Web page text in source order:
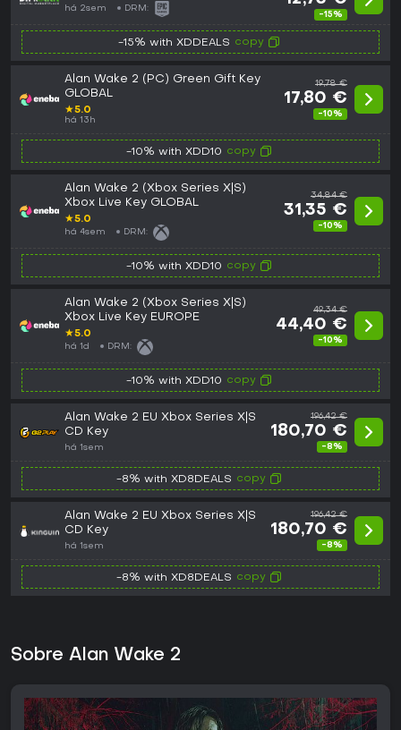
há 2sem DRM:
-15%
-15% with XDDEALS copy
Alan Wake 2 (PC) Green Gift Key
GLOBAL
★5.0
há 13h
19,78 €
17,80 €
-10%
-10% with XDD10 copy
Alan Wake 2 (Xbox Series X|S)
Xbox Live Key GLOBAL
★5.0
há 4sem DRM:
34,84 €
31,35 €
-10%
-10% with XDD10 copy
Alan Wake 2 (Xbox Series X|S)
Xbox Live Key EUROPE
★5.0
há 1d DRM:
49,34 €
44,40 €
-10%
-10% with XDD10 copy
Alan Wake 2 EU Xbox Series X|S
CD Key
há 1sem
196,42 €
180,70 €
-8%
-8% with XD8DEALS copy
Alan Wake 2 EU Xbox Series X|S
CD Key
há 1sem
196,42 €
180,70 €
-8%
-8% with XD8DEALS copy
Sobre Alan Wake 2